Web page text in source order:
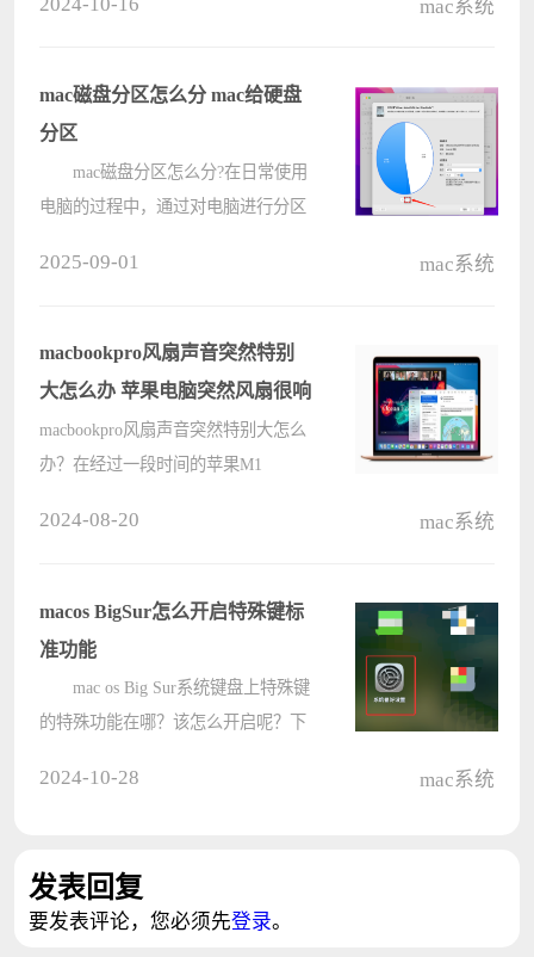
让您轻松查看和回复收到的语音消
息，提高????
mac系统
mac磁盘分区怎么分 mac给硬盘
分区
mac磁盘分区怎么分?在日常使用
电脑的过程中，通过对电脑进行分区
的，也非常的方便，借助mac自带的
工具就????
2025-09-01 mac系统
macbookpro风扇声音突然特别
大怎么办 苹果电脑突然风扇很响
macbookpro风扇声音突然特别大怎么
办？在经过一段时间的苹果M1
音突然特别大怎么办？下面就让小编
给大家介绍????
2024-08-20 mac系统
macos BigSur怎么开启特殊键标
准功能
mac os Big Sur系统键盘上特殊键
的特殊功能在哪？该怎么开启呢？下
2024-10-28 mac系统
发表回复
要发表评论，您必须先登录。